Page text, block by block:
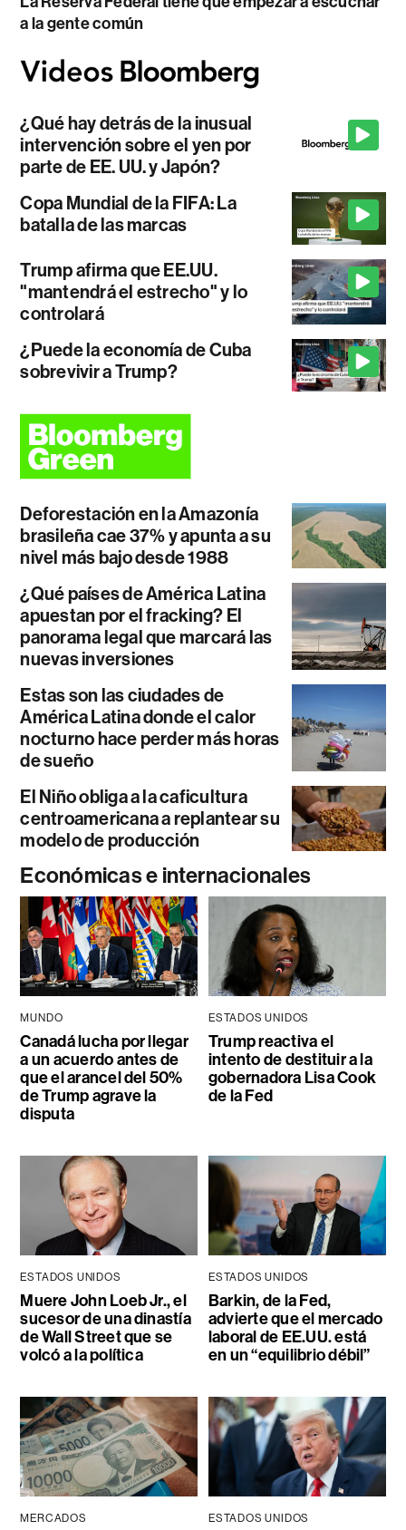
a la gente común
¿Qué hay detrás de la inusual
intervención sobre el yen por
parte de EE. UU. y Japón?
Copa Mundial de la FIFA: La
batalla de las marcas
Trump afirma que EE.UU.
"mantendrá el estrecho" y lo
controlará
¿Puede la economía de Cuba
sobrevivir a Trump?
Deforestación en la Amazonía
brasileña cae 37% y apunta a su
nivel más bajo desde 1988
¿Qué países de América Latina
apuestan por el fracking? El
panorama legal que marcará las
nuevas inversiones
Estas son las ciudades de
América Latina donde el calor
nocturno hace perder más horas
de sueño
El Niño obliga a la caficultura
centroamericana a replantear su
modelo de producción
Económicas e internacionales
MUNDO
Canadá lucha por llegar
a un acuerdo antes de
que el arancel del 50%
de Trump agrave la
disputa
ESTADOS UNIDOS
Trump reactiva el
intento de destituir a la
gobernadora Lisa Cook
de la Fed
ESTADOS UNIDOS
Muere John Loeb Jr., el
sucesor de una dinastía
de Wall Street que se
volcó a la política
ESTADOS UNIDOS
Barkin, de la Fed,
advierte que el mercado
laboral de EE.UU. está
en un “equilibrio débil”
MERCADOS ESTADOS UNIDOS